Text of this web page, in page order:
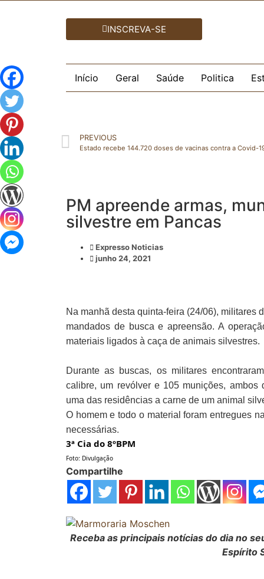
INSCREVA-SE
Início Geral Saúde Politica
PREVIOUS
Estado recebe 144.720 doses de vacinas contra a Covid-
PM apreende armas,
silvestre em Pancas
Expresso Noticias
junho 24, 2021
Na manhã desta quinta-feira (24/06), militares
mandados de busca e apreensão. A
materiais ligados à caça de animais silvestres.
Durante as buscas, os militares
calibre, um revólver e 105 munições,
uma das residências a carne de um animal
O homem e todo o material foram entregues
necessárias.
3ª Cia do 8ºBPM
Foto: Divulgação
Compartilhe
Receba as principais notícias do dia no
Espírito